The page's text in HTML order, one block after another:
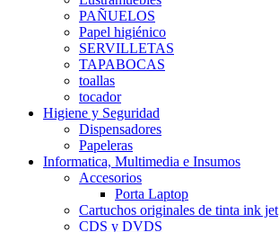
PAÑUELOS
Papel higiénico
SERVILLETAS
TAPABOCAS
toallas
tocador
Higiene y Seguridad
Dispensadores
Papeleras
Informatica, Multimedia e Insumos
Accesorios
Porta Laptop
Cartuchos originales de tinta ink jet
CDS y DVDS